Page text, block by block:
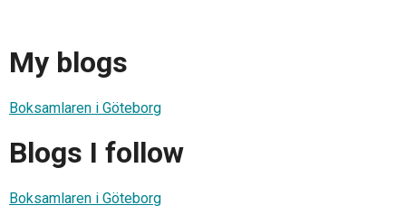
My blogs
Boksamlaren i Göteborg
Blogs I follow
Boksamlaren i Göteborg